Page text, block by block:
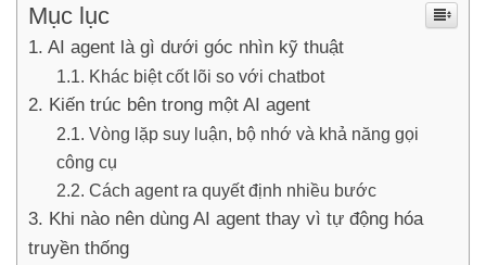
Mục lục
AI agent là gì dưới góc nhìn kỹ thuật
Khác biệt cốt lõi so với chatbot
Kiến trúc bên trong một AI agent
Vòng lặp suy luận, bộ nhớ và khả năng gọi
công cụ
Cách agent ra quyết định nhiều bước
Khi nào nên dùng AI agent thay vì tự động hóa
truyền thống